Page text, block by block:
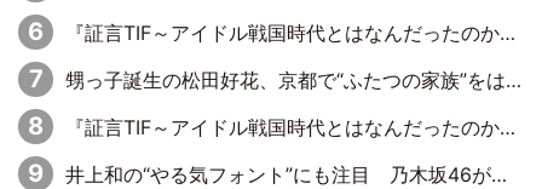
『証言TIF～アイドル戦国時代とはなんだったのか～』第11回：私立恵比寿中学・真山りか×安本彩花「TIFで10年ぶりのキョンシーメイクをしたら、場を完全に引かせてしまって。時代が変わったんだなって」
甥っ子誕生の松田好花、京都で“ふたつの家族”をはしご！ “母”黒谷友香に見送られ、“父”松岡昌宏とはハシゴ酒
『証言TIF～アイドル戦国時代とはなんだったのか～』第10回：さくら学院・武藤彩未×飯田らうら「正直、中3で辞めるというのを信じてなくて。そう言われてはいたけど、嘘でしょって」
井上和の“やる気フォント”にも注目 乃木坂46が挑んだ書道パフォーマンスの舞台裏